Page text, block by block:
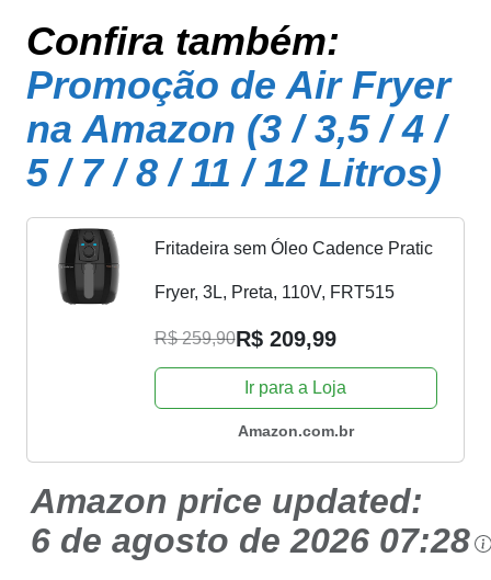
Confira também:
Promoção de Air Fryer
na Amazon (3 / 3,5 / 4 /
5 / 7 / 8 / 11 / 12 Litros)
Fritadeira sem Óleo Cadence Pratic
Fryer, 3L, Preta, 110V, FRT515
R$ 259,90R$ 209,99
Ir para a Loja
Amazon.com.br
Amazon price updated:
6 de agosto de 2026 07:28